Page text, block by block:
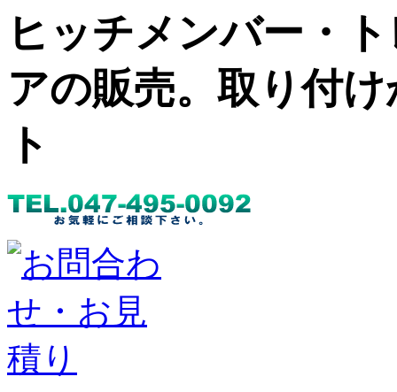
ヒッチメンバー・
アの販売。取り付
ト